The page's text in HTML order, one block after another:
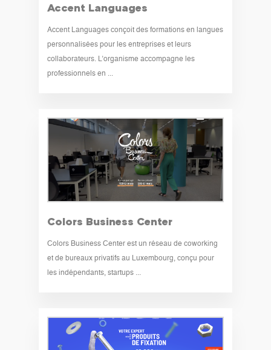
Accent Languages
Accent Languages conçoit des formations en langues
personnalisées pour les entreprises et leurs
collaborateurs. L’organisme accompagne les
professionnels en ...
Colors Business Center
Colors Business Center est un réseau de coworking
et de bureaux privatifs au Luxembourg, conçu pour
les indépendants, startups ...